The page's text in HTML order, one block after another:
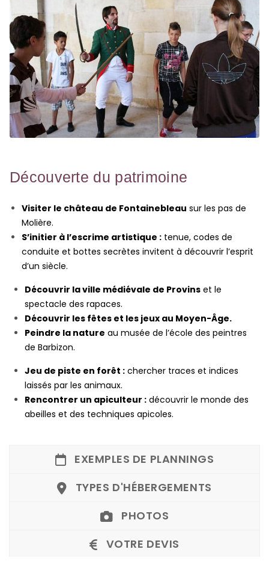
Découverte du patrimoine
Visiter le château de Fontainebleau sur les pas de
Molière.
S’initier à l’escrime artistique : tenue, codes de
conduite et bottes secrètes invitent à découvrir l’esprit
d’un siècle.
Découvrir la ville médiévale de Provins et le
spectacle des rapaces.
Découvrir les fêtes et les jeux au Moyen-Âge.
Peindre la nature au musée de l’école des peintres
de Barbizon.
Jeu de piste en forêt : chercher traces et indices
laissés par les animaux.
Rencontrer un apiculteur : découvrir le monde des
abeilles et des techniques apicoles.
EXEMPLES DE PLANNINGS
TYPES D'HÉBERGEMENTS
PHOTOS
VOTRE DEVIS